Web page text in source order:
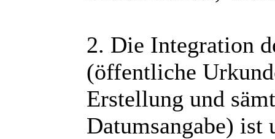
2. Die Integration
(öffentliche
Erstellung und
Datumsangabe) ist